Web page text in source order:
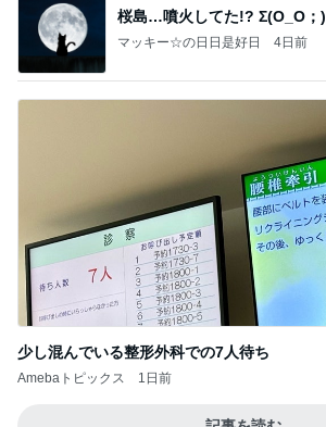
桜島…噴火してた!? Σ(O_O；)
マッキー☆の日日是好日 4日前
少し混んでいる整形外科での7人待ち
Amebaトピックス 1日前